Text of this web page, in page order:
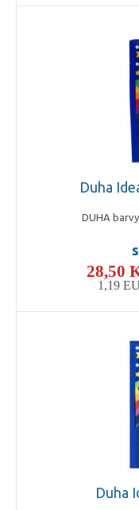
Duha
DUHA
28,50
1,19
Duha